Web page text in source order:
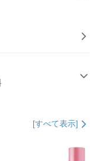
[すべて表示]